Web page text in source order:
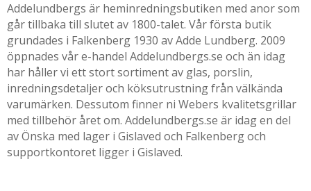
Addelundbergs är heminredningsbutiken med anor som
går tillbaka till slutet av 1800-talet. Vår första butik
grundades i Falkenberg 1930 av Adde Lundberg. 2009
öppnades vår e-handel Addelundbergs.se och än idag
har håller vi ett stort sortiment av glas, porslin,
inredningsdetaljer och köksutrustning från välkända
varumärken. Dessutom finner ni Webers kvalitetsgrillar
med tillbehör året om. Addelundbergs.se är idag en del
av Önska med lager i Gislaved och Falkenberg och
supportkontoret ligger i Gislaved.